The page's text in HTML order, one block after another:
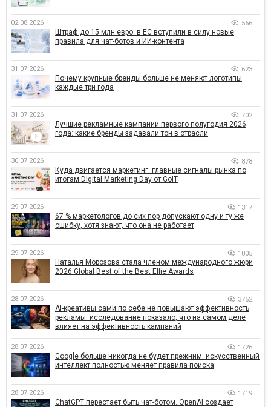
02.08.2026 566
Штраф до 15 млн евро: в ЕС вступили в силу новые
правила для чат-ботов и ИИ-контента
31.07.2026 623
Почему крупные бренды больше не меняют логотипы
каждые три года
31.07.2026 702
Лучшие рекламные кампании первого полугодия 2026
года: какие бренды задавали тон в отрасли
30.07.2026 878
Куда двигается маркетинг: главные сигналы рынка по
итогам Digital Marketing Day от GoIT
29.07.2026 1317
67 % маркетологов до сих пор допускают одну и ту же
ошибку, хотя знают, что она не работает
29.07.2026 1005
Наталья Морозова стала членом международного жюри
2026 Global Best of the Best Effie Awards
28.07.2026 3752
AI-креативы сами по себе не повышают эффективность
рекламы: исследование показало, что на самом деле
влияет на эффективность кампаний
28.07.2026 1726
Google больше никогда не будет прежним: искусственный
интеллект полностью меняет правила поиска
28.07.2026 1719
ChatGPT перестает быть чат-ботом. OpenAI создает